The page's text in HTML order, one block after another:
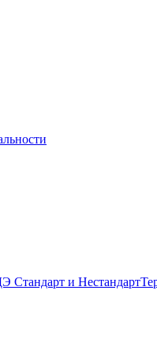
Стандарт и Нестандарт